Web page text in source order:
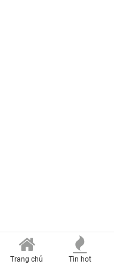
Trang chủ Tin hot